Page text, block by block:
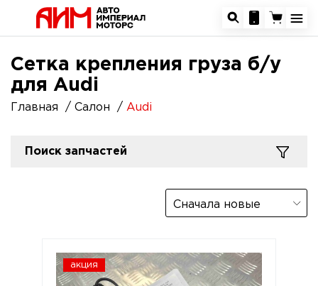
Сетка крепления груза б/у
для Audi
Главная Салон Audi
Поиск запчастей
Сначала новые
акция